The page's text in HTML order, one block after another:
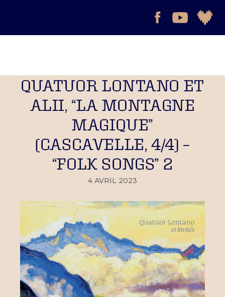
QUATUOR LONTANO ET
ALII, “LA MONTAGNE
MAGIQUE”
(CASCAVELLE, 4/4) –
“FOLK SONGS” 2
4 AVRIL 2023